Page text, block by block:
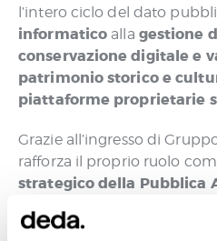
l’intero ciclo del dato
informatico alla gestione
conservazione digitale e
patrimonio storico e
piattaforme proprietarie
Grazie all’ingresso di
rafforza il proprio ruolo
strategico della Pubblica
contribuendo alla
Piano Nazionale di